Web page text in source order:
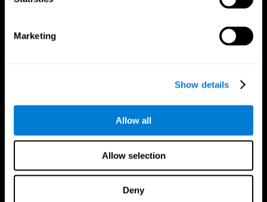
Marketing
Show details
Allow all
Allow selection
Deny